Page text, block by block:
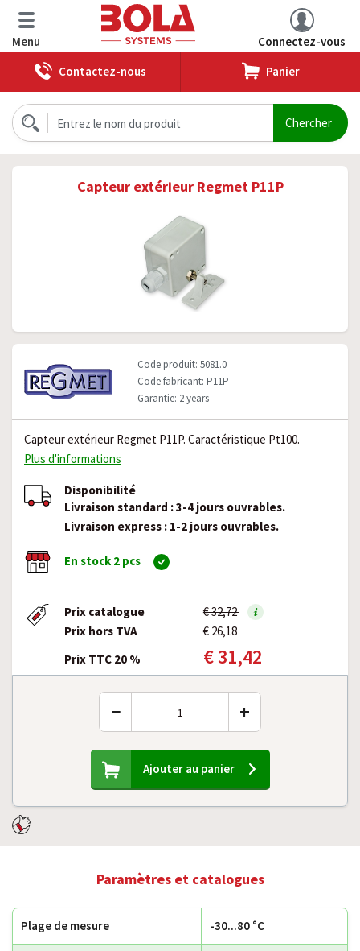
Menu
Connectez-vous
Contactez-nous
Panier
Capteur extérieur Regmet P11P
Code produit: 5081.0
Code fabricant: P11P
Garantie: 2 years
Capteur extérieur Regmet P11P. Caractéristique Pt100.
Plus d'informations
Disponibilité
Livraison standard : 3-4 jours ouvrables.
Livraison express : 1-2 jours ouvrables.
En stock 2 pcs
Prix catalogue
€ 32,72
Prix hors TVA
€ 26,18
Prix TTC 20 %
€ 31,42
− +
Ajouter au panier
Paramètres et catalogues
Plage de mesure -30...80 °C